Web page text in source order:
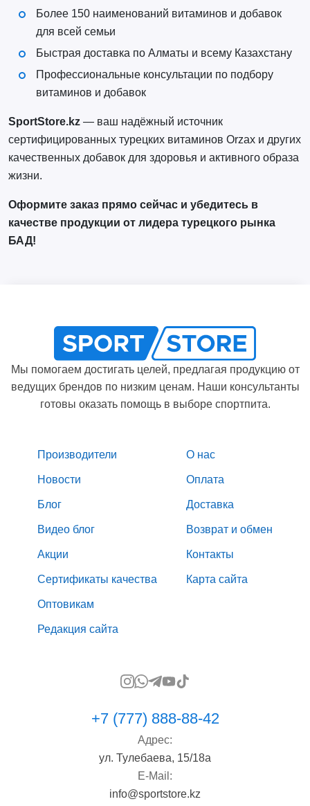
Более 150 наименований витаминов и добавок
для всей семьи
Быстрая доставка по Алматы и всему Казахстану
Профессиональные консультации по подбору
витаминов и добавок
SportStore.kz— ваш надёжный источник
сертифицированных турецких витаминов Orzax и других
качественных добавок для здоровья и активного образа
жизни.
Оформите заказ прямо сейчас и убедитесь в
качестве продукции от лидера турецкого рынка
БАД!
Мы помогаем достигать целей, предлагая продукцию от
ведущих брендов по низким ценам. Наши консультанты
готовы оказать помощь в выборе спортпита.
Производители
Новости
Блог
Видео блог
Акции
Сертификаты качества
Оптовикам
Редакция сайта
О нас
Оплата
Доставка
Возврат и обмен
Контакты
Карта сайта
+7 (777) 888-88-42
Адрес:
ул. Тулебаева, 15/18а
E-Mail:
info@sportstore.kz